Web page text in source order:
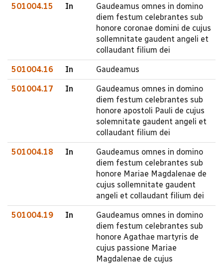
501004.15 In
Gaudeamus omnes in domino
diem festum celebrantes sub
honore coronae domini de cujus
sollemnitate gaudent angeli et
collaudant filium dei
501004.16 In Gaudeamus
501004.17 In
Gaudeamus omnes in domino
diem festum celebrantes sub
honore apostoli Pauli de cujus
solemnitate gaudent angeli et
collaudant filium dei
501004.18 In
Gaudeamus omnes in domino
diem festum celebrantes sub
honore Mariae Magdalenae de
cujus sollemnitate gaudent
angeli et collaudant filium dei
501004.19 In
Gaudeamus omnes in domino
diem festum celebrantes sub
honore Agathae martyris de
cujus passione Mariae
Magdalenae de cujus